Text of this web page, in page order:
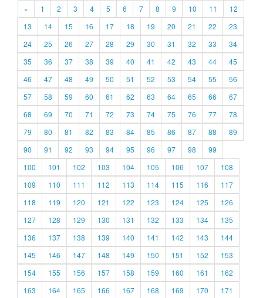
« 1 2 3 4 5 6 7 8 9 10 11
12
13
14 15 16 17 18 19 20 21 22
23
24
25 26 27 28 29 30 31 32 33
34
35
36 37 38 39 40 41 42 43 44
45
46
47 48 49 50 51 52 53 54 55
56
57
58 59 60 61 62 63 64 65 66
67
68
69 70 71 72 73 74 75 76 77
78
79
80 81 82 83 84 85 86 87 88
89
90
91 92 93 94 95 96 97 98
99
100
101 102 103 104 105 106 107
108
109
110 111 112 113 114 115 116
117
118
119 120 121 122 123 124 125
126
127
128 129 130 131 132 133 134
135
136
137 138 139 140 141 142 143
144
145
146 147 148 149 150 151 152
153
154
155 156 157 158 159 160 161
162
163
164 165 166 167 168 169 170
171